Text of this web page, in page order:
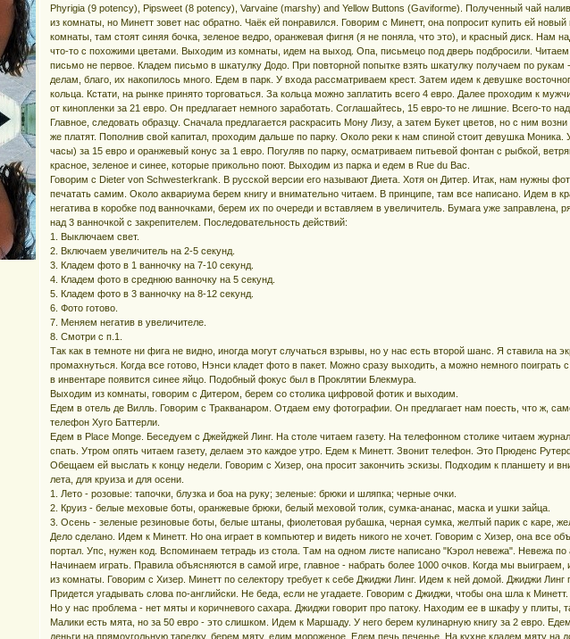
Phyrigia (9 potency), Pipsweet (8 potency), Varvaine (marshy) and Yellow Buttons (Gaviforme). Полученный чай
из комнаты, но Минетт зовет нас обратно. Чаёк ей понравился. Говорим с Минетт, она попросит купить ей
комнаты, там стоят синяя бочка, зеленое ведро, оранжевая фигня (я не поняла, что это), и красный диск. Нам
что-то с похожими цветами. Выходим из комнаты, идем на выход. Опа, письмецо под дверь подбросили.
письмо не первое. Кладем письмо в шкатулку Додо. При повторной попытке взять шкатулку получаем по
делам, благо, их накопилось много. Едем в парк. У входа рассматриваем крест. Затем идем к девушке
кольца. Кстати, на рынке принято торговаться. За кольца можно заплатить всего 4 евро. Далее проходим к
от кинопленки за 21 евро. Он предлагает немного заработать. Соглашайтесь, 15 евро-то не лишние. Всего-то
Главное, следовать образцу. Сначала предлагается раскрасить Мону Лизу, а затем Букет цветов, но с ним
же платят. Пополнив свой капитал, проходим дальше по парку. Около реки к нам спиной стоит девушка
часы) за 15 евро и оранжевый конус за 1 евро. Погуляв по парку, осматриваем питьевой фонтан с рыбкой,
красное, зеленое и синее, которые прикольно поют. Выходим из парка и едем в Rue du Bac.
Говорим с Dieter von Schwesterkrank. В русской версии его называют Диета. Хотя он Дитер. Итак, нам нужны
печатать самим. Около аквариума берем книгу и внимательно читаем. В принципе, там все написано. Идем в
негатива в коробке под ванночками, берем их по очереди и вставляем в увеличитель. Бумага уже заправлена,
над 3 ванночкой с закрепителем. Последовательность действий:
1. Выключаем свет.
2. Включаем увеличитель на 2-5 секунд.
3. Кладем фото в 1 ванночку на 7-10 секунд.
4. Кладем фото в среднюю ванночку на 5 секунд.
5. Кладем фото в 3 ванночку на 8-12 секунд.
6. Фото готово.
7. Меняем негатив в увеличителе.
8. Смотри с п.1.
Так как в темноте ни фига не видно, иногда могут случаться взрывы, но у нас есть второй шанс. Я ставила на
промахнуться. Когда все готово, Нэнси кладет фото в пакет. Можно сразу выходить, а можно немного
в инвентаре появится синее яйцо. Подобный фокус был в Проклятии Блекмура.
Выходим из комнаты, говорим с Дитером, берем со столика цифровой фотик и выходим.
Едем в отель де Вилль. Говорим с Тракванаром. Отдаем ему фотографии. Он предлагает нам поесть, что ж,
телефон Хуго Баттерли.
Едем в Place Monge. Беседуем с Джейджей Линг. На столе читаем газету. На телефонном столике читаем
спать. Утром опять читаем газету, делаем это каждое утро. Едем к Минетт. Звонит телефон. Это Прюденс
Обещаем ей выслать к концу недели. Говорим с Хизер, она просит закончить эскизы. Подходим к планшету и
лета, для круиза и для осени.
1. Лето - розовые: тапочки, блузка и боа на руку; зеленые: брюки и шляпка; черные очки.
2. Круиз - белые меховые боты, оранжевые брюки, белый меховой толик, сумка-ананас, маска и ушки зайца.
3. Осень - зеленые резиновые боты, белые штаны, фиолетовая рубашка, черная сумка, желтый парик с каре,
Дело сделано. Идем к Минетт. Но она играет в компьютер и видеть никого не хочет. Говорим с Хизер, она все
портал. Упс, нужен код. Вспоминаем тетрадь из стола. Там на одном листе написано "Кэрол невежа". Невежа по
Начинаем играть. Правила объясняются в самой игре, главное - набрать более 1000 очков. Когда мы
из комнаты. Говорим с Хизер. Минетт по селектору требует к себе Джиджи Линг. Идем к ней домой. Джиджи Линг
Придется угадывать слова по-английски. Не беда, если не угадаете. Говорим с Джиджи, чтобы она шла к
Но у нас проблема - нет мяты и коричневого сахара. Джиджи говорит про патоку. Находим ее в шкафу у плиты,
Малики есть мята, но за 50 евро - это слишком. Идем к Маршаду. У него берем кулинарную книгу за 2 евро.
деньги на прямоугольную тарелку, берем мяту, едим мороженое. Едем печь печенье. На кухне кладем мяту на